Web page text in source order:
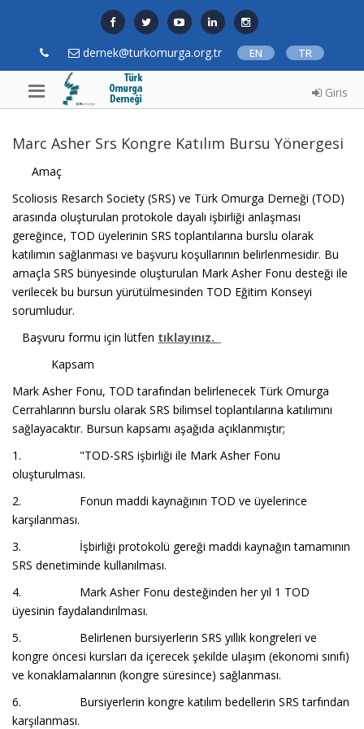
dernek@turkomurga.org.tr EN TR
Giris
Marc Asher Srs Kongre Katılım Bursu Yönergesi
Amaç
Scoliosis Resarch Society (SRS) ve Türk Omurga Derneği (TOD)
arasında oluşturulan protokole dayalı işbirliği anlaşması
gereğince, TOD üyelerinin SRS toplantılarına burslu olarak
katılımın sağlanması ve başvuru koşullarının belirlenmesidir. Bu
amaçla SRS bünyesinde oluşturulan Mark Asher Fonu desteği ile
verilecek bu bursun yürütülmesinden TOD Eğitim Konseyi
sorumludur.
Başvuru formu için lütfen tıklayınız.
Kapsam
Mark Asher Fonu, TOD tarafından belirlenecek Türk Omurga
Cerrahlarınn burslu olarak SRS bilimsel toplantılarına katılımını
sağlayacaktır. Bursun kapsamı aşağıda açıklanmıştır;
1. "TOD-SRS işbirliği ile Mark Asher Fonu
oluşturulması.
2. Fonun maddi kaynağının TOD ve üyelerince
karşılanması.
3. İşbirliği protokolü gereği maddi kaynağın tamamının
SRS denetiminde kullanılması.
4. Mark Asher Fonu desteğinden her yıl 1 TOD
üyesinin faydalandırılması.
5. Belirlenen bursiyerlerin SRS yıllık kongreleri ve
kongre öncesi kursları da içerecek şekilde ulaşım (ekonomi sınıfı)
ve konaklamalarının (kongre süresince) sağlanması.
6. Bursiyerlerin kongre katılım bedellerin SRS tarfından
karşılanması.